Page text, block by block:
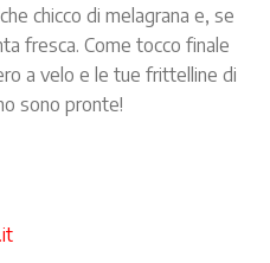
chicco di melagrana e, se
fresca. Come tocco finale
a velo e le tue frittelline di
sono pronte!